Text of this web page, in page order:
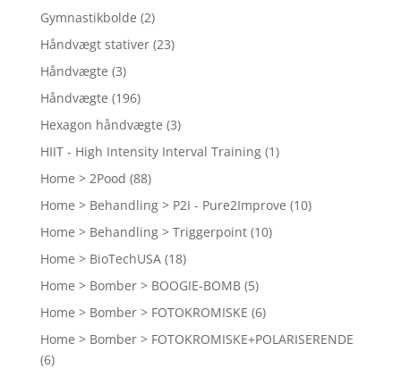
Gymnastikbolde (2)
Håndvægt stativer (23)
Håndvægte (3)
Håndvægte (196)
Hexagon håndvægte (3)
HIIT - High Intensity Interval Training (1)
Home > 2Pood (88)
Home > Behandling > P2I - Pure2Improve (10)
Home > Behandling > Triggerpoint (10)
Home > BioTechUSA (18)
Home > Bomber > BOOGIE-BOMB (5)
Home > Bomber > FOTOKROMISKE (6)
Home > Bomber > FOTOKROMISKE+POLARISERENDE
(6)